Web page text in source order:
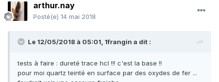
arthur.nay
Posté(e) 14 mai 2018
Le 12/05/2018 à 05:01, 1frangin a dit :
tests à faire : dureté trace hcl !!! c'est la base !!
pour moi quartz teinté en surface par des oxydes de fer ...